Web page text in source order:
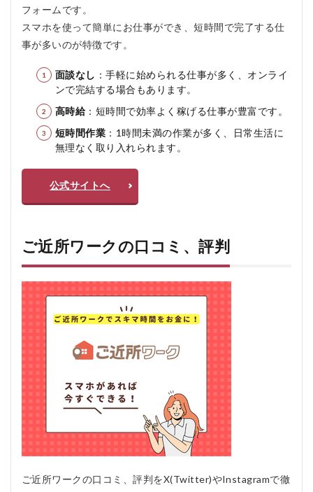
ー
を
お
す
め
な
い
人
ご
ワ
の
よ
く
あ
る
質
問
疑
問Q
＆A
フォームです。
スマホを使って簡単にお仕事ができ、短時間で完了する仕
事が多いのが特徴です。
面談なし ：手軽に始められる仕事が多く、オンライ
ンで完結する場合もあります。
高時給：短時間で効率よく稼げる仕事が豊富です。
短時間作業 ：1時間未満の作業が多く、日常生活に
無理なく取り入れられます。
公式サイトへ
ご近所ワークの口コミ、評判
ご近所ワークの口コミ、評判をX(Twitter)やInstagramで徹